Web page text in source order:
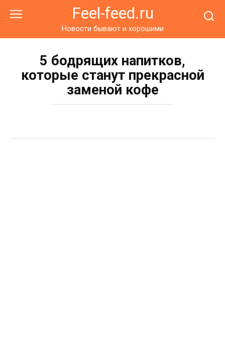
Feel-feed.ru
Новости бывают и хорошими
5 бодрящих напитков,
которые станут прекрасной
заменой кофе